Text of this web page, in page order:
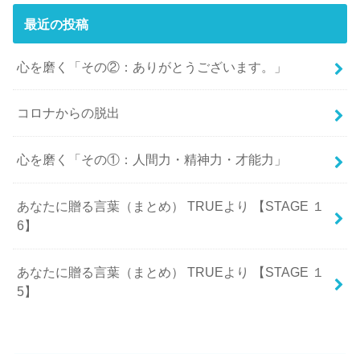
最近の投稿
心を磨く「その②：ありがとうございます。」
コロナからの脱出
心を磨く「その①：人間力・精神力・才能力」
あなたに贈る言葉（まとめ） TRUEより 【STAGE １
6】
あなたに贈る言葉（まとめ） TRUEより 【STAGE １
5】